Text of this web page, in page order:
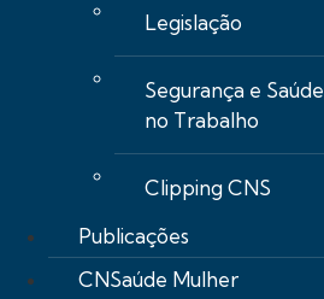
Legislação
Segurança e Saúde
no Trabalho
Clipping CNS
Publicações
CNSaúde Mulher